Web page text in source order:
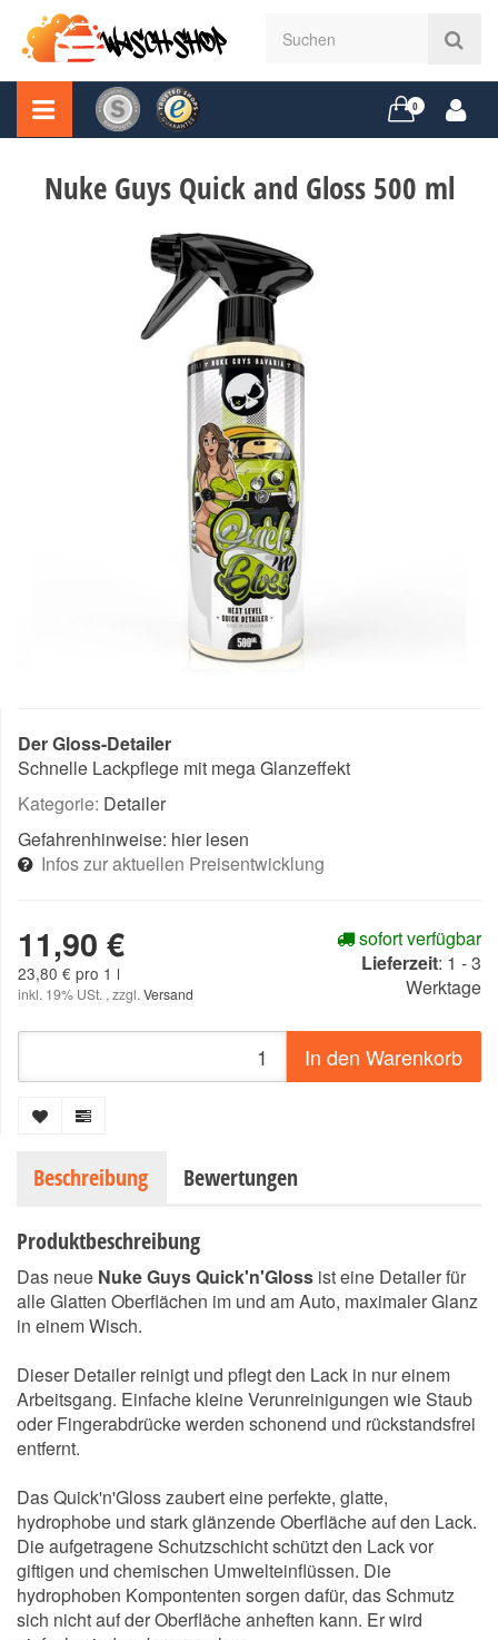
0
Nuke Guys Quick and Gloss 500 ml
Der Gloss-Detailer
Schnelle Lackpflege mit mega Glanzeffekt
Kategorie: Detailer
Gefahrenhinweise: hier lesen
Infos zur aktuellen Preisentwicklung
11,90 €
23,80 € pro 1 l
inkl. 19% USt. , zzgl. Versand
sofort verfügbar
Lieferzeit: 1 - 3
Werktage
In den Warenkorb
Beschreibung Bewertungen
Produktbeschreibung
Das neue Nuke Guys Quick'n'Gloss ist eine Detailer für
alle Glatten Oberflächen im und am Auto, maximaler Glanz
in einem Wisch.
Dieser Detailer reinigt und pflegt den Lack in nur einem
Arbeitsgang. Einfache kleine Verunreinigungen wie Staub
oder Fingerabdrücke werden schonend und rückstandsfrei
entfernt.
Das Quick'n'Gloss zaubert eine perfekte, glatte,
hydrophobe und stark glänzende Oberfläche auf den Lack.
Die aufgetragene Schutzschicht schützt den Lack vor
giftigen und chemischen Umwelteinflüssen. Die
hydrophoben Kompontenten sorgen dafür, das Schmutz
sich nicht auf der Oberfläche anheften kann. Er wird